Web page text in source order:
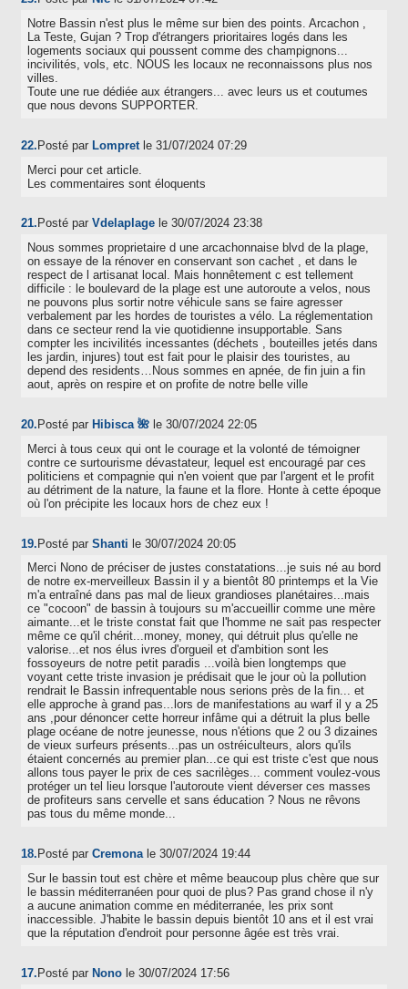
Notre Bassin n'est plus le même sur bien des points. Arcachon ,
La Teste, Gujan ? Trop d'étrangers prioritaires logés dans les
logements sociaux qui poussent comme des champignons...
incivilités, vols, etc. NOUS les locaux ne reconnaissons plus nos
villes.
Toute une rue dédiée aux étrangers... avec leurs us et coutumes
que nous devons SUPPORTER.
22. Posté par Lompret le 31/07/2024 07:29
Merci pour cet article.
Les commentaires sont éloquents
21. Posté par Vdelaplage le 30/07/2024 23:38
Nous sommes proprietaire d une arcachonnaise blvd de la plage,
on essaye de la rénover en conservant son cachet , et dans le
respect de l artisanat local. Mais honnêtement c est tellement
difficile : le boulevard de la plage est une autoroute a velos, nous
ne pouvons plus sortir notre véhicule sans se faire agresser
verbalement par les hordes de touristes a vélo. La réglementation
dans ce secteur rend la vie quotidienne insupportable. Sans
compter les incivilités incessantes (déchets , bouteilles jetés dans
les jardin, injures) tout est fait pour le plaisir des touristes, au
depend des residents…Nous sommes en apnée, de fin juin a fin
aout, après on respire et on profite de notre belle ville
20. Posté par Hibisca 🌺 le 30/07/2024 22:05
Merci à tous ceux qui ont le courage et la volonté de témoigner
contre ce surtourisme dévastateur, lequel est encouragé par ces
politiciens et compagnie qui n'en voient que par l'argent et le profit
au détriment de la nature, la faune et la flore. Honte à cette époque
où l'on précipite les locaux hors de chez eux !
19.Posté par Shanti le 30/07/2024 20:05
Merci Nono de préciser de justes constatations...je suis né au bord
de notre ex-merveilleux Bassin il y a bientôt 80 printemps et la Vie
m'a entraîné dans pas mal de lieux grandioses planétaires...mais
ce "cocoon" de bassin à toujours su m'accueillir comme une mère
aimante...et le triste constat fait que l'homme ne sait pas respecter
même ce qu'il chérit...money, money, qui détruit plus qu'elle ne
valorise...et nos élus ivres d'orgueil et d'ambition sont les
fossoyeurs de notre petit paradis ...voilà bien longtemps que
voyant cette triste invasion je prédisait que le jour où la pollution
rendrait le Bassin infrequentable nous serions près de la fin... et
elle approche à grand pas...lors de manifestations au warf il y a 25
ans ,pour dénoncer cette horreur infâme qui a détruit la plus belle
plage océane de notre jeunesse, nous n'étions que 2 ou 3 dizaines
de vieux surfeurs présents...pas un ostréiculteurs, alors qu'ils
étaient concernés au premier plan...ce qui est triste c'est que nous
allons tous payer le prix de ces sacrilèges... comment voulez-vous
protéger un tel lieu lorsque l'autoroute vient déverser ces masses
de profiteurs sans cervelle et sans éducation ? Nous ne rêvons
pas tous du même monde...
18. Posté par Cremona le 30/07/2024 19:44
Sur le bassin tout est chère et même beaucoup plus chère que sur
le bassin méditerranéen pour quoi de plus? Pas grand chose il n'y
a aucune animation comme en méditerranée, les prix sont
inaccessible. J'habite le bassin depuis bientôt 10 ans et il est vrai
que la réputation d'endroit pour personne âgée est très vrai.
17.Posté par Nono le 30/07/2024 17:56